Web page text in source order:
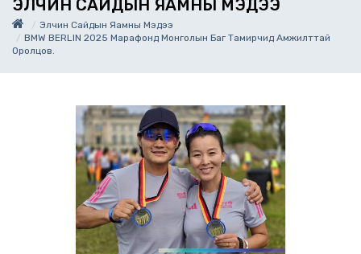
ЭЛЧИН САЙДЫН ЯАМНЫ МЭДЭЭ
Элчин Сайдын Яамны Мэдээ
BMW BERLIN 2025 Марафонд Монголын Баг Тамирчид Амжилттай
Оролцов.